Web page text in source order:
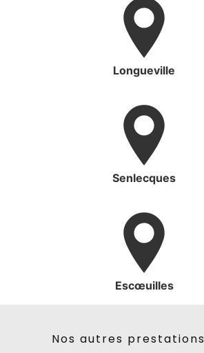
Longueville
Senlecques
Escœuilles
Nos autres prestations